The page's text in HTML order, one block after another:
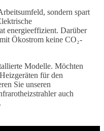
sondern spart
energieeffizient. Darüber
Ökostrom keine CO₂-
Modelle. Möchten
für den
Sie unseren
auch
.